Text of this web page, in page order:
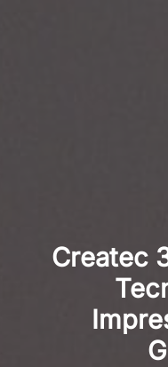
Createc